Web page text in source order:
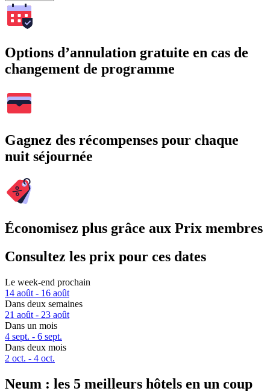
Options d’annulation gratuite en cas de
changement de programme
Gagnez des récompenses pour chaque
nuit séjournée
Économisez plus grâce aux Prix membres
Consultez les prix pour ces dates
Le week-end prochain
14 août - 16 août
Dans deux semaines
21 août - 23 août
Dans un mois
4 sept. - 6 sept.
Dans deux mois
2 oct. - 4 oct.
Neum : les 5 meilleurs hôtels en un coup